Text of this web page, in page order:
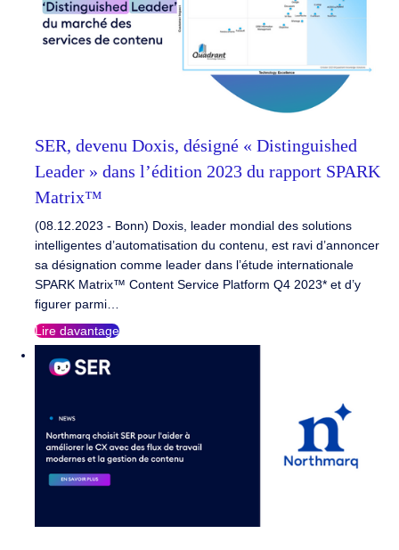
SER, devenu Doxis, désigné « Distinguished
Leader » dans l’édition 2023 du rapport SPARK
Matrix™
(08.12.2023 - Bonn) Doxis, leader mondial des solutions
intelligentes d’automatisation du contenu, est ravi d’annoncer
sa désignation comme leader dans l’étude internationale
SPARK Matrix™ Content Service Platform Q4 2023* et d’y
figurer parmi…
Lire davantage